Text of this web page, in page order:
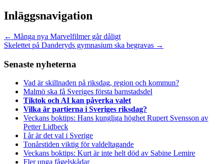
Inläggsnavigation
← Många nya Marvelfilmer går dåligt
Skelettet på Danderyds gymnasium ska begravas →
Senaste nyheterna
Vad är skillnaden på riksdag, region och kommun?
Malmö ska få Sveriges första barnstadsdel
Tiktok och AI kan påverka valet
Vilka är partierna i Sveriges riksdag?
Veckans boktips: Hans kungliga höghet Rupert Svensson av
Petter Lidbeck
I år är det val i Sverige
Tonårstiden viktig för valdeltagande
Veckans boktips: Kurt är inte helt död av Sabine Lemire
Fler unga fågelskådar